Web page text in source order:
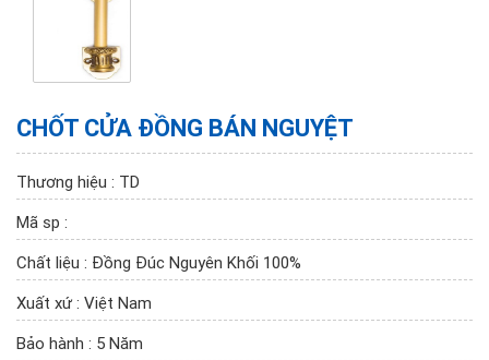
CHỐT CỬA ĐỒNG BÁN NGUYỆT
Thương hiệu : TD
Mã sp :
Chất liệu : Đồng Đúc Nguyên Khối 100%
Xuất xứ : Việt Nam
Bảo hành : 5 Năm